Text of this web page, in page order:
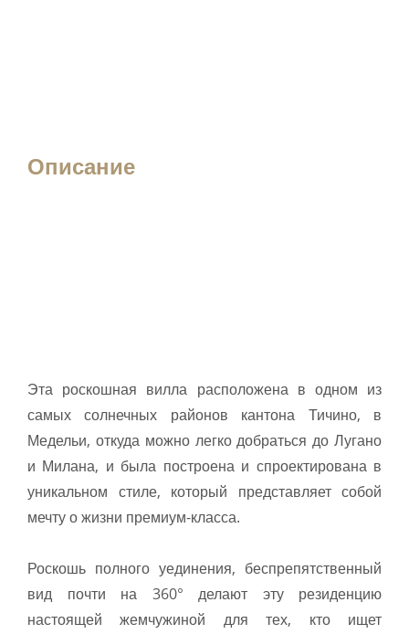
Описание
Эта роскошная вилла расположена в одном из
самых солнечных районов кантона Тичино, в
Медельи, откуда можно легко добраться до Лугано
и Милана, и была построена и спроектирована в
уникальном стиле, который представляет собой
мечту о жизни премиум-класса.
Роскошь полного уединения, беспрепятственный
вид почти на 360° делают эту резиденцию
настоящей жемчужиной для тех, кто ищет